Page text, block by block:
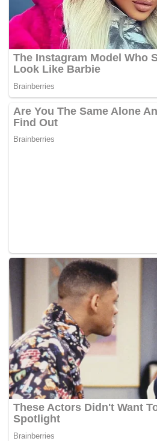
Beliau berkata kerajaan negeri
lesen baharu bagi ladang kelapa
komersial tetapi sebaliknya mahu
banyak taman semula jadi.
Mengenai hutan semula jadi dan
biodiversiti Borneo, Adenan
memperbaharui lesen kepada
berdekatan kawasan tersebut.